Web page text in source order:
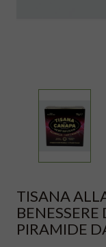
TISANA
PIRAMIDE